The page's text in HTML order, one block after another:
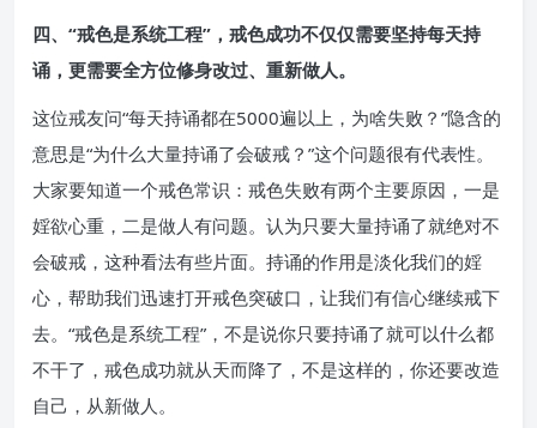
四、“戒色是系统工程”，戒色成功不仅仅需要坚持每天持
诵，更需要全方位修身改过、重新做人。
这位戒友问“每天持诵都在5000遍以上，为啥失败？”隐含的
意思是“为什么大量持诵了会破戒？”这个问题很有代表性。
大家要知道一个戒色常识：戒色失败有两个主要原因，一是
婬欲心重，二是做人有问题。认为只要大量持诵了就绝对不
会破戒，这种看法有些片面。持诵的作用是淡化我们的婬
心，帮助我们迅速打开戒色突破口，让我们有信心继续戒下
去。“戒色是系统工程”，不是说你只要持诵了就可以什么都
不干了，戒色成功就从天而降了，不是这样的，你还要改造
自己，从新做人。